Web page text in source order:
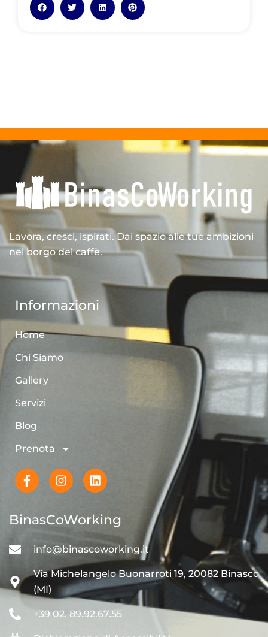
Lavora, cresci, ispirati. Dai spazio alle tue ambizioni
nel borgo del caffè.
Informazioni
Home
Chi Siamo
Gallery
Servizi
Blog
Prenota
BinasCoWorking
info@binascoworking.it
Via Michelangelo Buonarroti 19, 20082 Binasco
(MI)
+39 02. 89.92.67.55